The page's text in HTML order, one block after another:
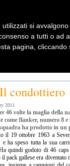
condottiero
2011
46 volte la maglia della
come flanker, numero 8
ha prodotto in
il 19 ottobre 1963 a
ha speso tutta la sua
quindi goduto di 46
pack gallese era
si
a tutti o ad
pagina,